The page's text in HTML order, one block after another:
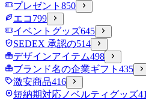
プレゼント 850
エコ 799
イベントグッズ645
SEDEX 承認の514
デザインアイテム498
ブランド名の企業ギフト 435
激安商品416
短納期対応ノベルティグッズ